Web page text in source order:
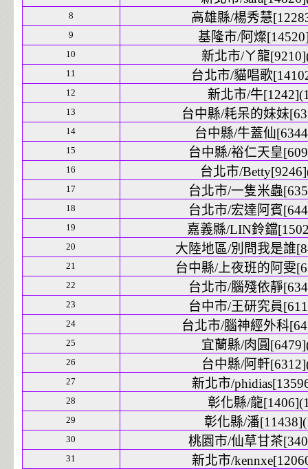
8 高雄縣/楊秀慧
9 基隆市/阿燦
10 新北市/ㄚ龍
11 台北市/貓唱歌
12 新北市/牛
13 台中縣/耗呆的妹妹
14 台中縣/牛蓋仙
15 台中縣/裕仁天皇
16 台北市/
17 台北市/一隻米蟲
18 台北市/宏達阿賓
19 嘉義縣/LIN鈴鐺
20 大陸地區/別問我是誰
21 台中縣/上夜班的阿雯
22 台北市/腦殘依靜
23 台中市/王研究員
24 台北市/腦神經外科
25 宜蘭縣/肉圓
26 台中縣/阿軒
27 新北市/
28 彰化縣/龍
29 彰化縣/潘
30 桃園市/仙草甘茶
31 新北市/